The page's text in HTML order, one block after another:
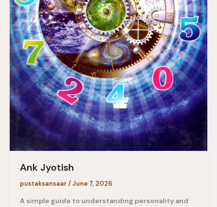
Ank Jyotish
pustaksansaar / June 7, 2026
A simple guide to understanding personality and